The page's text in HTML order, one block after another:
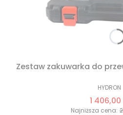
Zestaw zakuwarka do
HYDRON
1 406,00
Najniższa cena: